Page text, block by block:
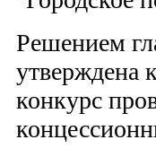
Решением
утверждена
конкурс